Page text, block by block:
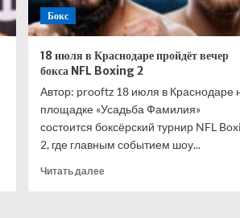
Бокс
18 июля в Краснодаре пройдёт вечер
бокса NFL Boxing 2
Автор: prooftz 18 июля в Краснодаре
площадке «Усадьба Фамилия»
состоится боксёрский турнир NFL
2, где главным событием шоу...
Читать далееПрочитать